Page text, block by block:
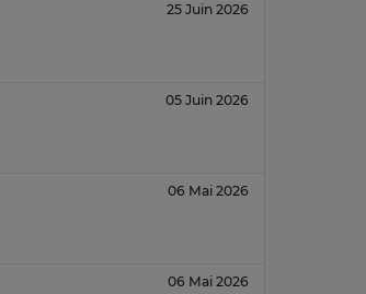
25 Juin 2026
05 Juin 2026
06 Mai 2026
06 Mai 2026